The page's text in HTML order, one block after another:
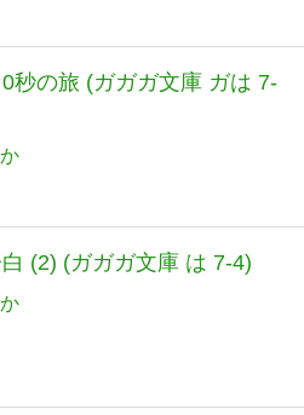
秒の旅 (ガガガ文庫 ガは 7-
(2) (ガガガ文庫 は 7-4)